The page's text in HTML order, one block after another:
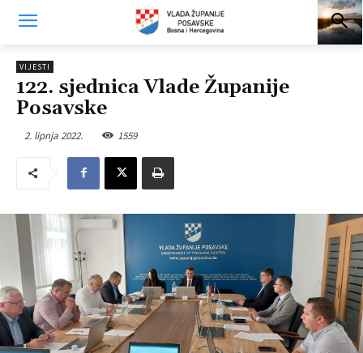
VIJESTI
122. sjednica Vlade Županije
Posavske
2. lipnja 2022. 1559